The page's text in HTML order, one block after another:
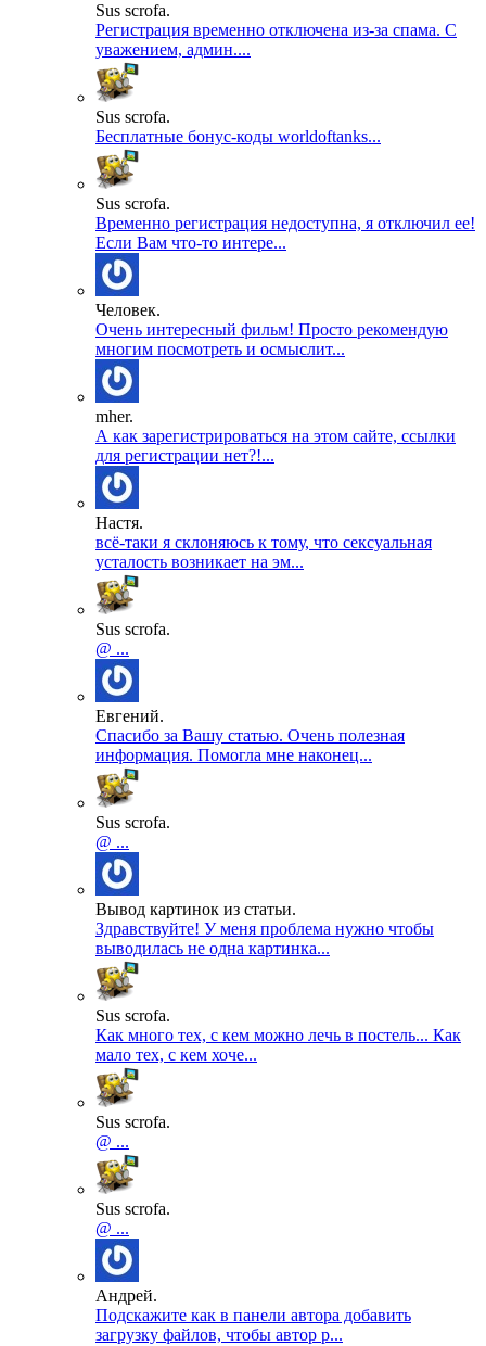
Sus scrofa.
Регистрация временно отключена из-за спама. С
уважением, админ....
Sus scrofa.
Бесплатные бонус-коды worldoftanks...
Sus scrofa.
Временно регистрация недоступна, я отключил ее!
Если Вам что-то интере...
Человек.
Очень интересный фильм! Просто рекомендую
многим посмотреть и осмыслит...
mher.
А как зарегистрироваться на этом сайте, ссылки
для регистрации нет?!...
Настя.
всё-таки я склоняюсь к тому, что сексуальная
усталость возникает на эм...
Sus scrofa.
@ ...
Евгений.
Спасибо за Вашу статью. Очень полезная
информация. Помогла мне наконец...
Sus scrofa.
@ ...
Вывод картинок из статьи.
Здравствуйте! У меня проблема нужно чтобы
выводилась не одна картинка...
Sus scrofa.
Как много тех, с кем можно лечь в постель... Как
мало тех, с кем хоче...
Sus scrofa.
@ ...
Sus scrofa.
@ ...
Андрей.
Подскажите как в панели автора добавить
загрузку файлов, чтобы автор р...